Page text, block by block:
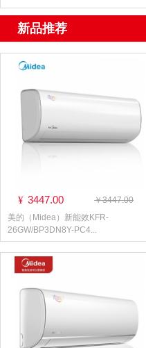
新品推荐
¥ 3447.00
￥3447.00
美的（Midea）新能效KFR-
26GW/BP3DN8Y-PC4...